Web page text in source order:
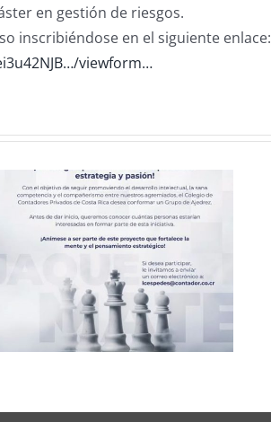
en gestión de riesgos.
inscribiéndose en el siguiente enlace:
viewform…
CCPCR Informa